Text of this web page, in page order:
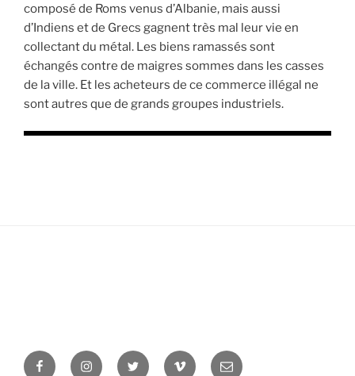
composé de Roms venus d’Albanie, mais aussi
d’Indiens et de Grecs gagnent très mal leur vie en
collectant du métal. Les biens ramassés sont
échangés contre de maigres sommes dans les casses
de la ville. Et les acheteurs de ce commerce illégal ne
sont autres que de grands groupes industriels.
FacebookInstagramTwitter Vimeo Newsletter